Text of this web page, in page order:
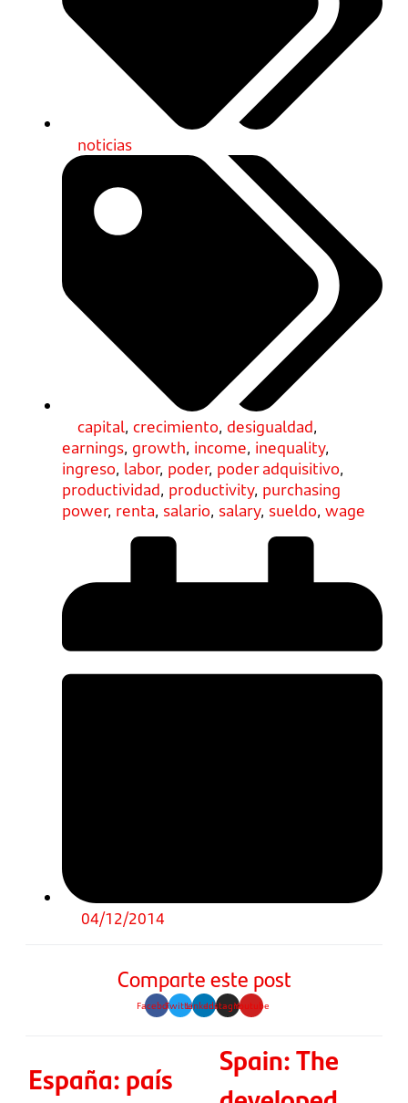
noticias
capital, crecimiento, desigualdad,
earnings, growth, income, inequality,
ingreso, labor, poder, poder adquisitivo,
productividad, productivity, purchasing
power, renta, salario, salary, sueldo, wage
04/12/2014
Comparte este post
FacebookTwitterLinkedinInstagramYoutube
España: país
Spain: The